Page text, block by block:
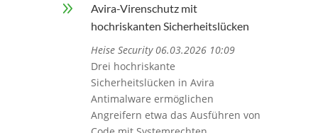
9
Avira-Virenschutz mit
hochriskanten Sicherheitslücken
Heise Security 06.03.2026 10:09
Drei hochriskante
Sicherheitslücken in Avira
Antimalware ermöglichen
Angreifern etwa das Ausführen von